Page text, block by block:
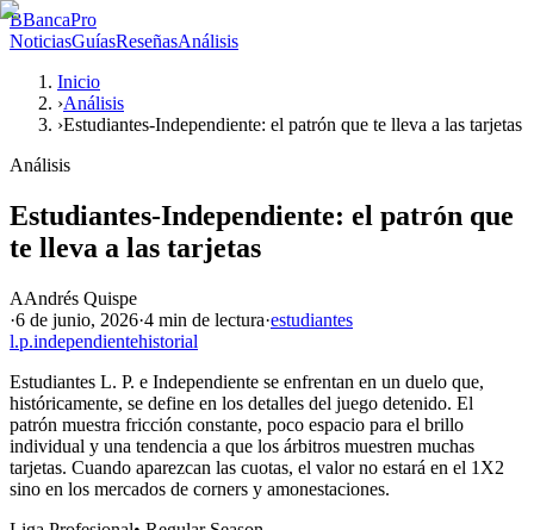
BBancaPro
NoticiasGuíasReseñasAnálisis
Inicio
›Análisis
›Estudiantes-Independiente: el patrón que te lleva a las tarjetas
Análisis
Estudiantes-Independiente: el patrón que
te lleva a las tarjetas
AAndrés Quispe
·6 de junio, 2026·4 min de lectura·estudiantes
l.p.independientehistorial
Estudiantes L. P. e Independiente se enfrentan en un duelo que,
históricamente, se define en los detalles del juego detenido. El
patrón muestra fricción constante, poco espacio para el brillo
individual y una tendencia a que los árbitros muestren muchas
tarjetas. Cuando aparezcan las cuotas, el valor no estará en el 1X2
sino en los mercados de corners y amonestaciones.